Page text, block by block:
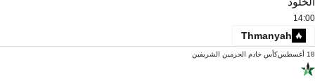
14:00
Thmanyah
18 أغسطس كأس خادم الحرمين الشريفين